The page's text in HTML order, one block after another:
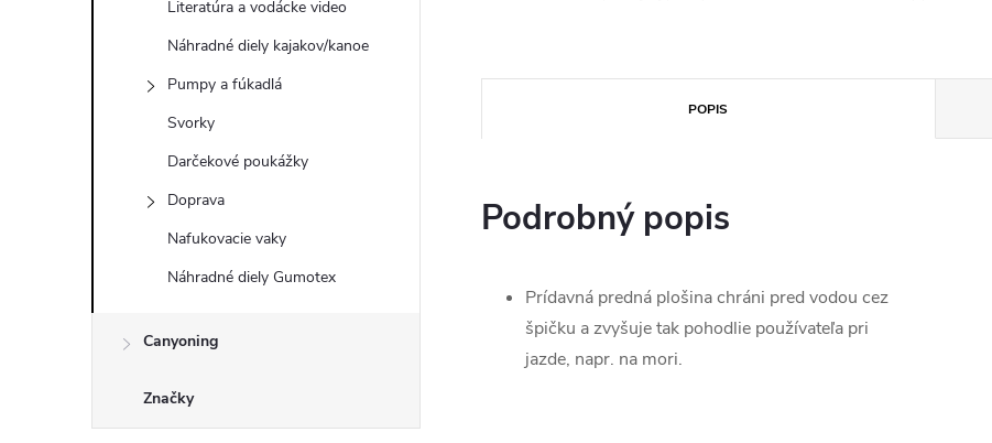
Literatúra a vodácke video
Náhradné diely kajakov/kanoe
Pumpy a fúkadlá
Svorky
Darčekové poukážky
Doprava
Nafukovacie vaky
Náhradné diely Gumotex
Canyoning
Značky
POPIS
Podrobný popis
Prídavná predná plošina chráni pred vodou cez
špičku a zvyšuje tak pohodlie používateľa pri
jazde, napr. na mori.